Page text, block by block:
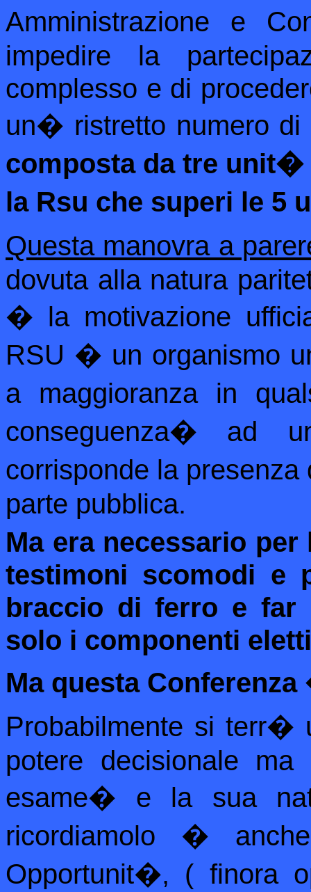
Amministrazione e
impedire la
complesso e di
un� ristretto numero
composta da tre unit�
la Rsu che superi le 5
Questa manovra a
dovuta alla natura
� la motivazione
RSU � un organismo
a maggioranza in
conseguenza� ad
corrisponde la presenza
parte pubblica.
Ma era necessario
testimoni scomodi e
braccio di ferro e far
solo i componenti
Ma questa
Probabilmente si terr�
potere decisionale
esame� e la sua
ricordiamolo �
Opportunit�, ( finora